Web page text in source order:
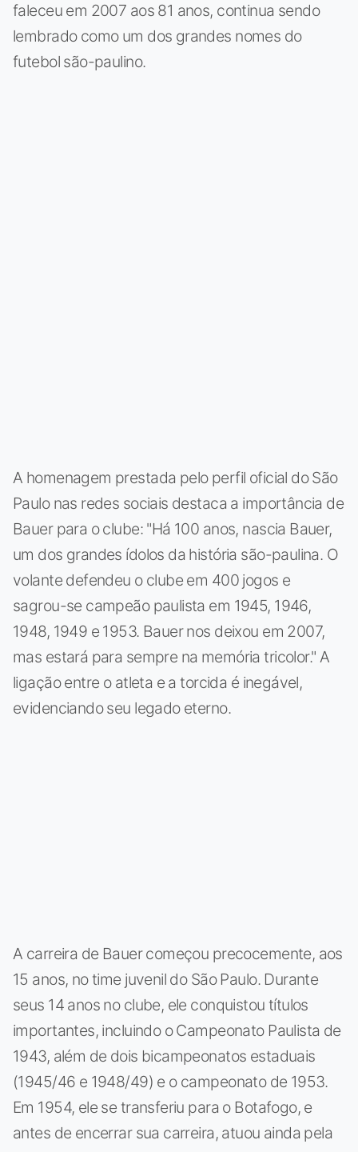
faleceu em 2007 aos 81 anos, continua sendo
lembrado como um dos grandes nomes do
futebol são-paulino.
A homenagem prestada pelo perfil oficial do São
Paulo nas redes sociais destaca a importância de
Bauer para o clube: "Há 100 anos, nascia Bauer,
um dos grandes ídolos da história são-paulina. O
volante defendeu o clube em 400 jogos e
sagrou-se campeão paulista em 1945, 1946,
1948, 1949 e 1953. Bauer nos deixou em 2007,
mas estará para sempre na memória tricolor." A
ligação entre o atleta e a torcida é inegável,
evidenciando seu legado eterno.
A carreira de Bauer começou precocemente, aos
15 anos, no time juvenil do São Paulo. Durante
seus 14 anos no clube, ele conquistou títulos
importantes, incluindo o Campeonato Paulista de
1943, além de dois bicampeonatos estaduais
(1945/46 e 1948/49) e o campeonato de 1953.
Em 1954, ele se transferiu para o Botafogo, e
antes de encerrar sua carreira, atuou ainda pela